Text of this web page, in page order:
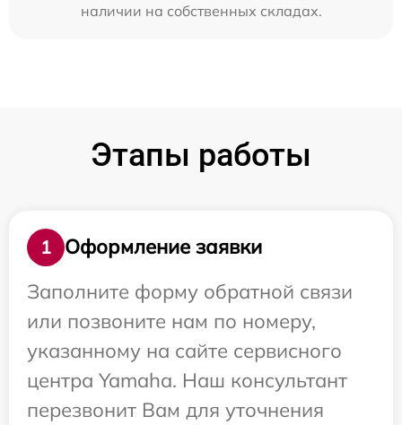
наличии на собственных складах.
Этапы работы
1
Оформление заявки
Заполните форму обратной связи
или позвоните нам по номеру,
указанному на сайте сервисного
центра Yamaha. Наш консультант
перезвонит Вам для уточнения